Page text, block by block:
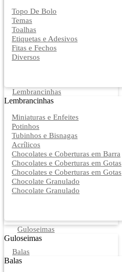
Topo De Bolo
Temas
Toalhas
Etiquetas e Adesivos
Fitas e Fechos
Diversos
Lembrancinhas
Lembrancinhas
Miniaturas e Enfeites
Potinhos
Tubinhos e Bisnagas
Acrílicos
Chocolates e Coberturas em Barra
Chocolates e Coberturas em Gotas
Chocolates e Coberturas em Gotas
Chocolate Granulado
Chocolate Granulado
Guloseimas
Guloseimas
Balas
Balas